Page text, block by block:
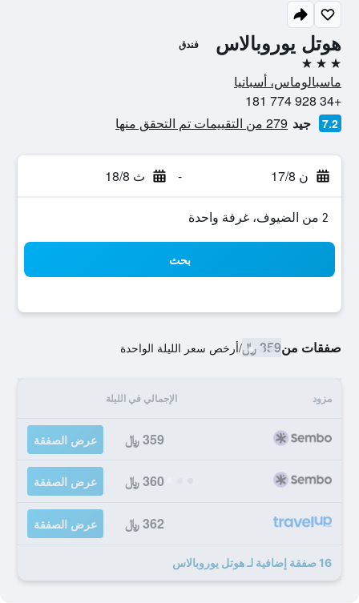
هوتل يوروبالاس فندق
3 نجوم
ماسبالوماس، أسبانيا
+34 928 774 181
7.2 جيد 279 من التقييمات تم التحقق منها
ن 17/8 - ث 18/8
2 من الضيوف، غرفة واحدة
بحث
صفقات من359 ﷼ /أرخص سعر الليلة الواحدة
مزود الإجمالي في الليلة
359 ﷼ عرض الصفقة
360 ﷼ عرض الصفقة
362 ﷼ عرض الصفقة
16 صفقة إضافية لـ هوتل يوروبالاس